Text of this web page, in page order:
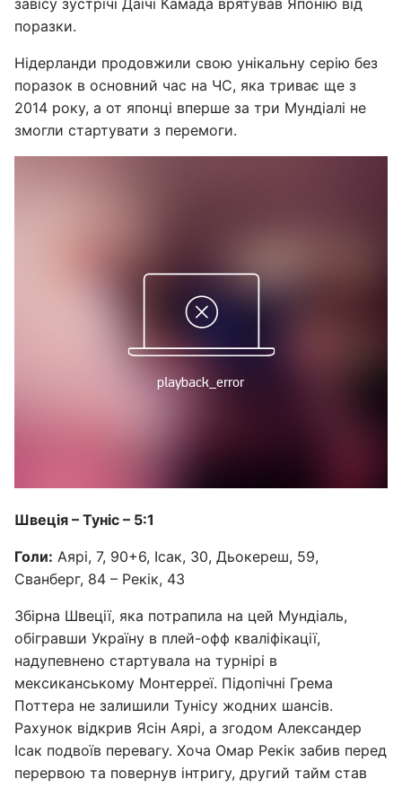
завісу зустрічі Даїчі Камада врятував Японію від
поразки.
Нідерланди продовжили свою унікальну серію без
поразок в основний час на ЧС, яка триває ще з
2014 року, а от японці вперше за три Мундіалі не
змогли стартувати з перемоги.
Швеція – Туніс – 5:1
Голи: Аярі, 7, 90+6, Ісак, 30, Дьокереш, 59,
Сванберг, 84 – Рекік, 43
Збірна Швеції, яка потрапила на цей Мундіаль,
обігравши Україну в плей-офф кваліфікації,
надупевнено стартувала на турнірі в
мексиканському Монтерреї. Підопічні Грема
Поттера не залишили Тунісу жодних шансів.
Рахунок відкрив Ясін Аярі, а згодом Александер
Ісак подвоїв перевагу. Хоча Омар Рекік забив перед
перервою та повернув інтригу, другий тайм став